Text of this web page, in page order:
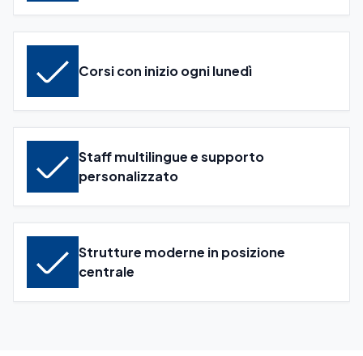
Corsi con inizio ogni lunedì
Staff multilingue e supporto
personalizzato
Strutture moderne in posizione
centrale